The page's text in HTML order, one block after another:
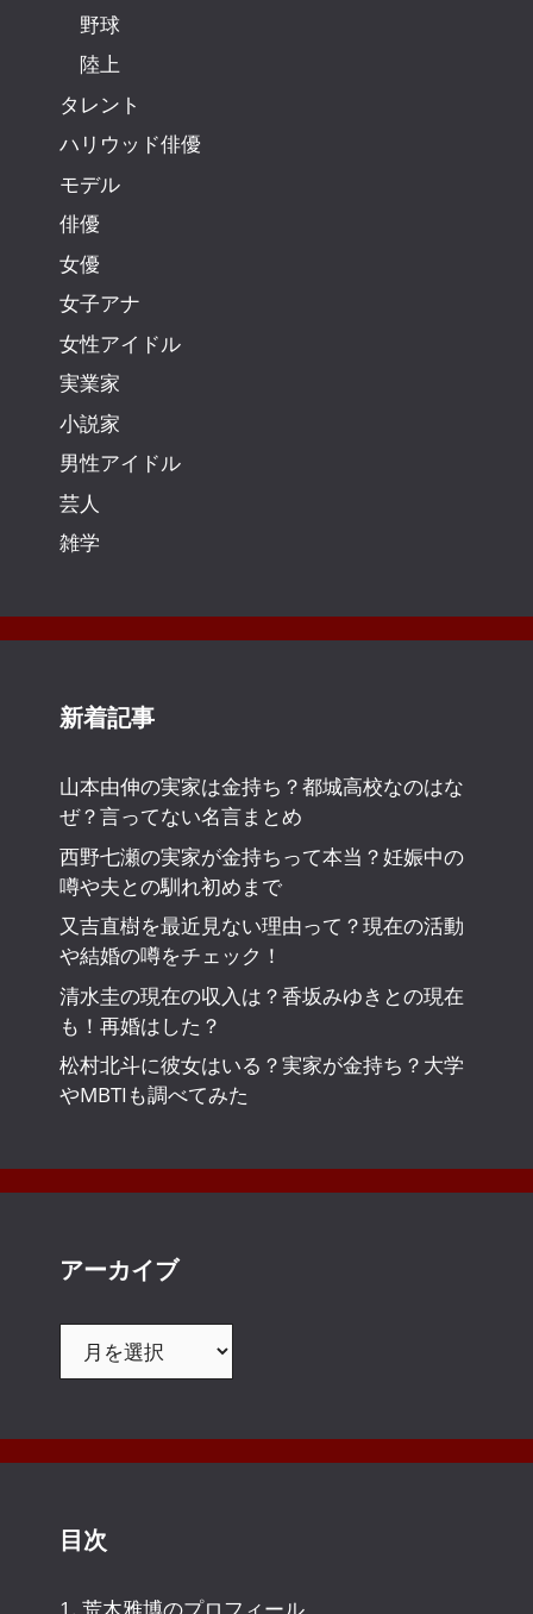
野球
陸上
タレント
ハリウッド俳優
モデル
俳優
女優
女子アナ
女性アイドル
実業家
小説家
男性アイドル
芸人
雑学
新着記事
山本由伸の実家は金持ち？都城高校なのはな
ぜ？言ってない名言まとめ
西野七瀬の実家が金持ちって本当？妊娠中の
噂や夫との馴れ初めまで
又吉直樹を最近見ない理由って？現在の活動
や結婚の噂をチェック！
清水圭の現在の収入は？香坂みゆきとの現在
も！再婚はした？
松村北斗に彼女はいる？実家が金持ち？大学
やMBTIも調べてみた
アーカイブ
ブ
目次